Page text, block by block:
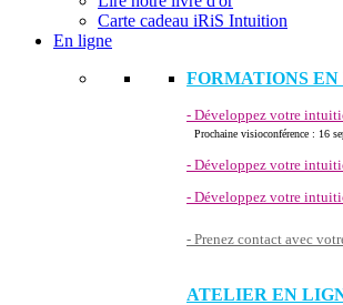
Carte cadeau iRiS Intuition
En ligne
FORMATIONS
- Développez votre
Prochaine visioconférence : 16
- Développez votre
- Développez votre
- Prenez contact avec
ATELIER EN